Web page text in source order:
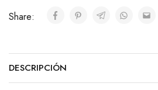
Share:
DESCRIPCIÓN